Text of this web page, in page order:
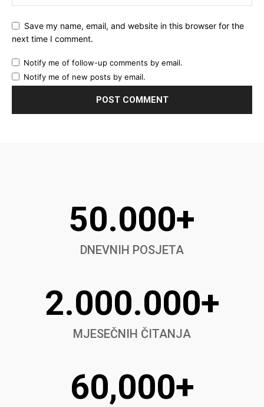
Save my name, email, and website in this browser for the
next time I comment.
Notify me of follow-up comments by email.
Notify me of new posts by email.
50.000+
DNEVNIH POSJETA
2.000.000+
MJESEČNIH ČITANJA
60,000+